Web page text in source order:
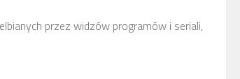
przez widzów programów i seriali,